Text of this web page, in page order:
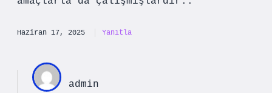
Haziran 17, 2025 Yanıtla
admin